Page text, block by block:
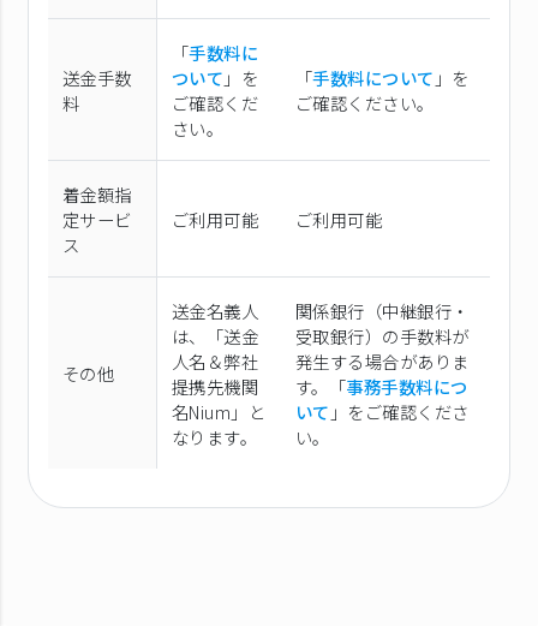
送金手数
料
「手数料に
ついて 」を
ご確認くだ
さい。
「手数料について 」を
ご確認ください。
着金額指
定サービ
ス
ご利用可能 ご利用可能
その他
送金名義人
は、「送金
人名＆弊社
提携先機関
名Nium」と
なります。
関係銀行（中継銀行・
受取銀行）の手数料が
発生する場合がありま
す。「事務手数料につ
いて 」をご確認くださ
い。